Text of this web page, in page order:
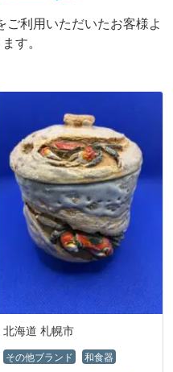
利用いただいたお客様よ
す。
北海道 札幌市
その他ブランド 和食器